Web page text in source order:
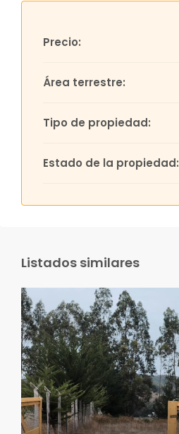
Precio:
Área terrestre:
Tipo de propiedad:
Estado de la propiedad:
Listados similares